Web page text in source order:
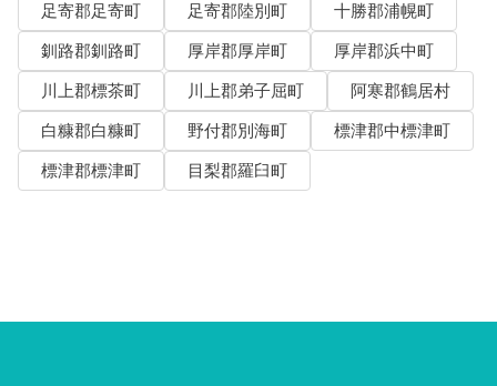
足寄郡足寄町
足寄郡陸別町
十勝郡浦幌町
釧路郡釧路町
厚岸郡厚岸町
厚岸郡浜中町
川上郡標茶町
川上郡弟子屈町
阿寒郡鶴居村
白糠郡白糠町
野付郡別海町
標津郡中標津町
標津郡標津町
目梨郡羅臼町